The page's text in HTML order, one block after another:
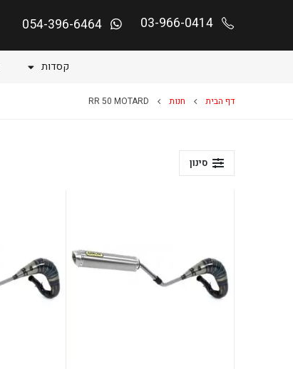
03-966-0414
054-396-6464
קסדות
דף הבית חנות RR 50 MOTARD
סינון